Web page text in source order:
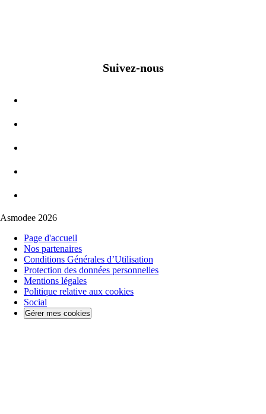
Suivez-nous
Asmodee 2026
Page d'accueil
Nos partenaires
Conditions Générales d’Utilisation
Protection des données personnelles
Mentions légales
Politique relative aux cookies
Social
Gérer mes cookies